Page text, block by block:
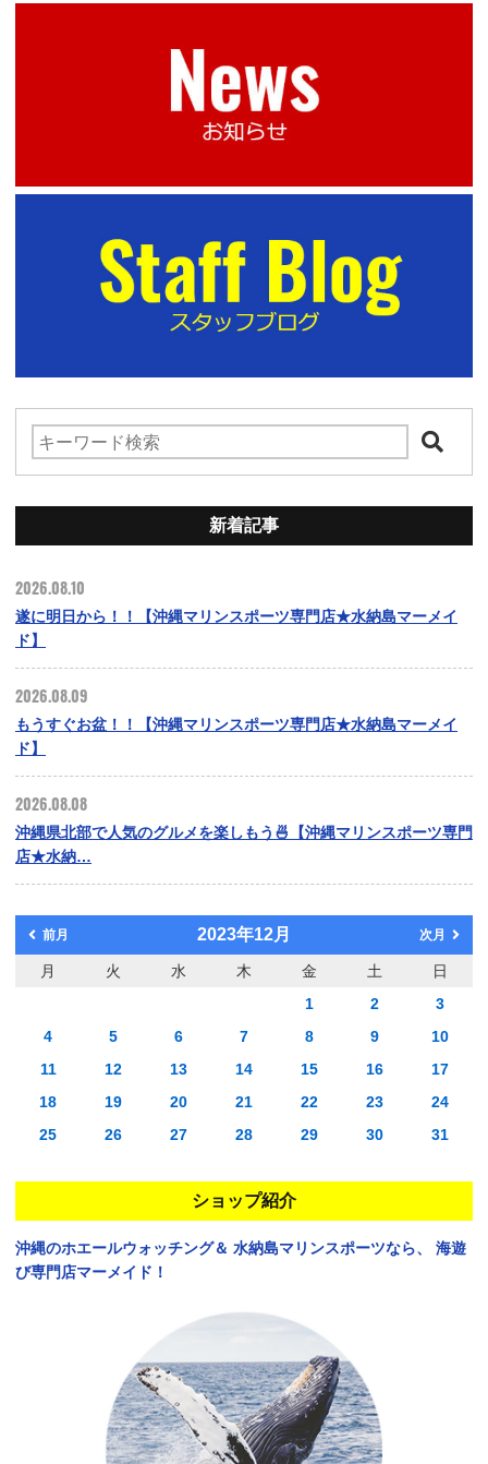
新着記事
2026.08.10
遂に明日から！！【沖縄マリンスポーツ専門店★水納島マーメイ
ド】
2026.08.09
もうすぐお盆！！【沖縄マリンスポーツ専門店★水納島マーメイ
ド】
2026.08.08
沖縄県北部で人気のグルメを楽しもう🍜【沖縄マリンスポーツ専門
店★水納…
前月 2023年12月 次月
月 火 水 木 金 土
日
1
2
3
4
5 6 7 8 9
10
11
12 13 14 15 16
17
18
19 20 21 22 23
24
25
26 27 28 29 30 31
ショップ紹介
沖縄のホエールウォッチング＆ 水納島マリンスポーツなら、
海遊
び専門店マーメイド！